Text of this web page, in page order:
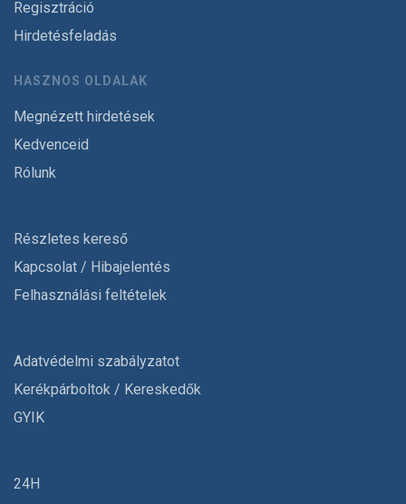
Regisztráció
Hirdetésfeladás
HASZNOS OLDALAK
Megnézett hirdetések
Kedvenceid
Rólunk
Részletes kereső
Kapcsolat / Hibajelentés
Felhasználási feltételek
Adatvédelmi szabályzatot
Kerékpárboltok / Kereskedők
GYIK
24H